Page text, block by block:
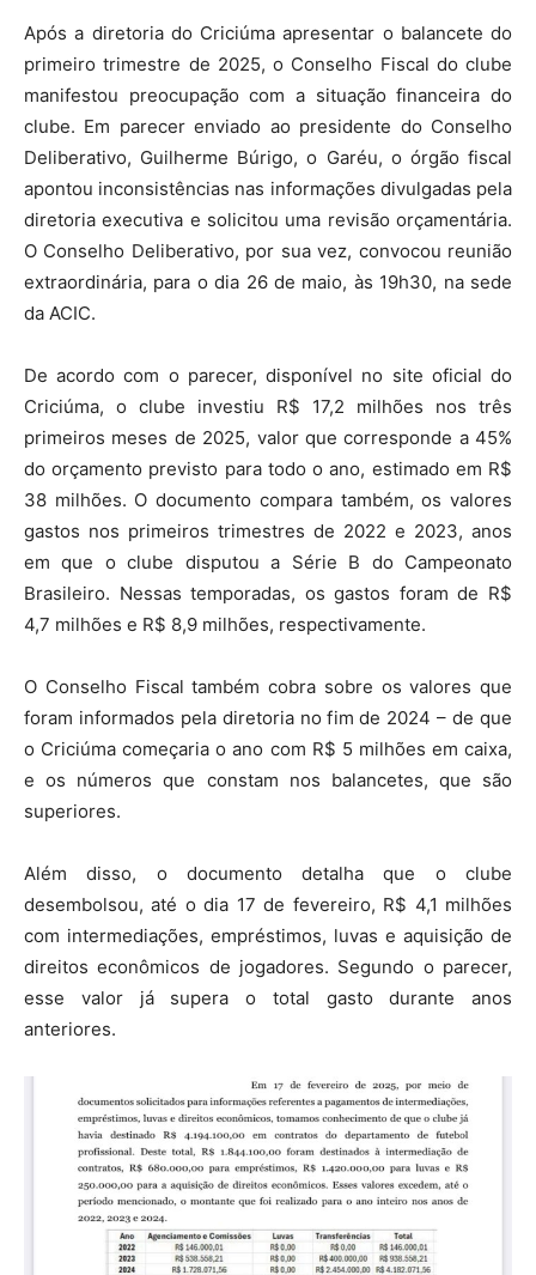
Após a diretoria do Criciúma apresentar o balancete do
primeiro trimestre de 2025, o Conselho Fiscal do clube
manifestou preocupação com a situação financeira do
clube. Em parecer enviado ao presidente do Conselho
Deliberativo, Guilherme Búrigo, o Garéu, o órgão fiscal
apontou inconsistências nas informações divulgadas pela
diretoria executiva e solicitou uma revisão orçamentária.
O Conselho Deliberativo, por sua vez, convocou reunião
extraordinária, para o dia 26 de maio, às 19h30, na sede
da ACIC.
De acordo com o parecer, disponível no site oficial do
Criciúma, o clube investiu R$ 17,2 milhões nos três
primeiros meses de 2025, valor que corresponde a 45%
do orçamento previsto para todo o ano, estimado em R$
38 milhões. O documento compara também, os valores
gastos nos primeiros trimestres de 2022 e 2023, anos
em que o clube disputou a Série B do Campeonato
Brasileiro. Nessas temporadas, os gastos foram de R$
4,7 milhões e R$ 8,9 milhões, respectivamente.
O Conselho Fiscal também cobra sobre os valores que
foram informados pela diretoria no fim de 2024 – de que
o Criciúma começaria o ano com R$ 5 milhões em caixa,
e os números que constam nos balancetes, que são
superiores.
Além disso, o documento detalha que o clube
desembolsou, até o dia 17 de fevereiro, R$ 4,1 milhões
com intermediações, empréstimos, luvas e aquisição de
direitos econômicos de jogadores. Segundo o parecer,
esse valor já supera o total gasto durante anos
anteriores.